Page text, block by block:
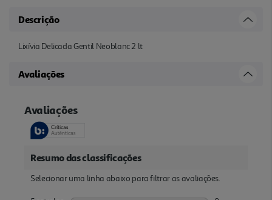
Descrição
Lixívia Delicada Gentil Neoblanc 2 lt
Avaliações